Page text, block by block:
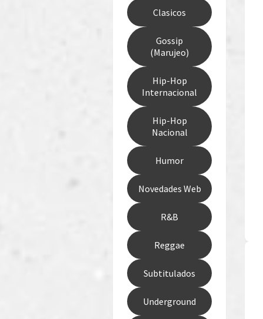
Clasicos
Gossip
(Marujeo)
Hip-Hop
Internacional
Hip-Hop
Nacional
Humor
Novedades Web
R&B
Reggae
Subtitulados
Underground